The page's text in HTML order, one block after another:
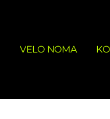
VELO NOMA